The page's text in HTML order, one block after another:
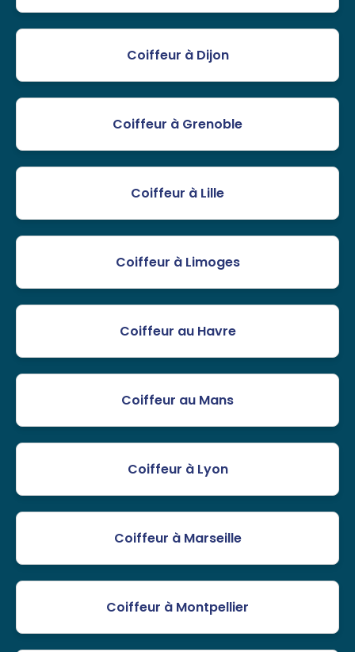
Coiffeur à Dijon
Coiffeur à Grenoble
Coiffeur à Lille
Coiffeur à Limoges
Coiffeur au Havre
Coiffeur au Mans
Coiffeur à Lyon
Coiffeur à Marseille
Coiffeur à Montpellier